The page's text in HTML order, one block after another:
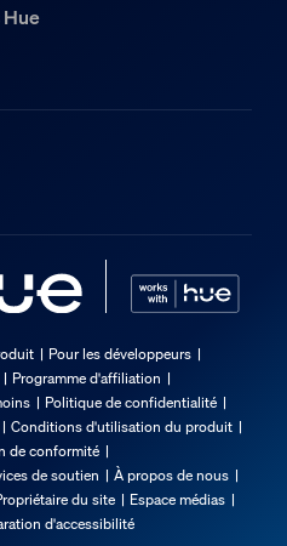
Pour les développeurs
Programme d'affiliation
Politique de confidentialité
Conditions d'utilisation du produit
de conformité
de soutien
À propos de nous
du site
Espace médias
d'accessibilité